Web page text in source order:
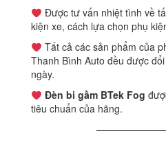
Được tư vấn nhiệt tình về
kiện xe, cách lựa chọn phụ
Tất cả các sản phẩm của
Thanh Bình Auto đều được
ngày.
Đèn bi gầm BTek Fog
tiêu chuẩn của hãng.